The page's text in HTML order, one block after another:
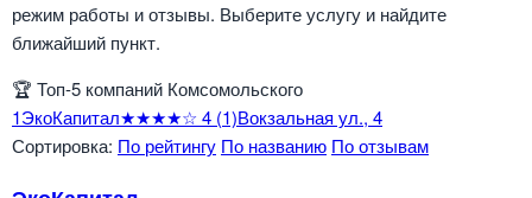
режим работы и отзывы. Выберите услугу и найдите
ближайший пункт.
🏆 Топ-5 компаний Комсомольского
1ЭкоКапитал★★★★☆ 4 (1)Вокзальная ул., 4
Сортировка: По рейтингу По названию По отзывам